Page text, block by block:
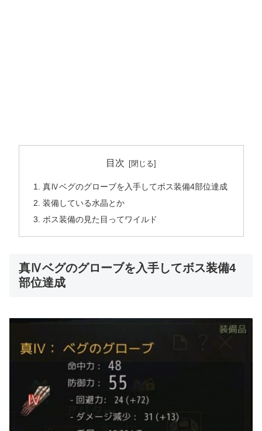
目次
真Ⅳベグのグローブを入手してボス装備4部位達成
装備している水晶とか
ボス装備の見た目ってワイルド
真Ⅳベグのグローブを入手してボス装備4
部位達成